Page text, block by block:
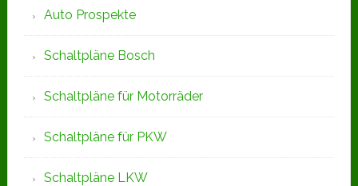
Auto Prospekte
Schaltpläne Bosch
Schaltpläne für Motorräder
Schaltpläne für PKW
Schaltpläne LKW